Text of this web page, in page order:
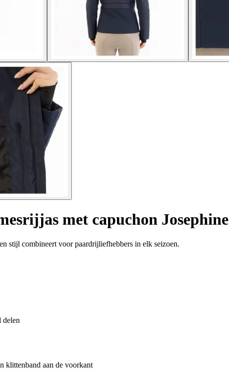
met capuchon Josephine
stijl combineert voor paardrijliefhebbers in elk seizoen.
delen
klittenband aan de voorkant